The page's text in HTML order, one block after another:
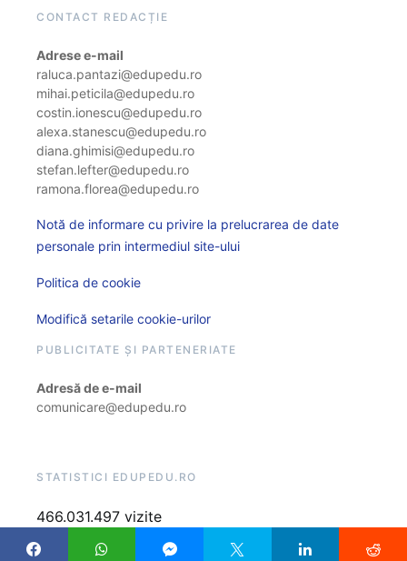
CONTACT REDACȚIE
Adrese e-mail
raluca.pantazi@edupedu.ro
mihai.peticila@edupedu.ro
costin.ionescu@edupedu.ro
alexa.stanescu@edupedu.ro
diana.ghimisi@edupedu.ro
stefan.lefter@edupedu.ro
ramona.florea@edupedu.ro
Notă de informare cu privire la prelucrarea de date
personale prin intermediul site-ului
Politica de cookie
Modifică setarile cookie-urilor
PUBLICITATE ȘI PARTENERIATE
Adresă de e-mail
comunicare@edupedu.ro
STATISTICI EDUPEDU.RO
466.031.497 vizite